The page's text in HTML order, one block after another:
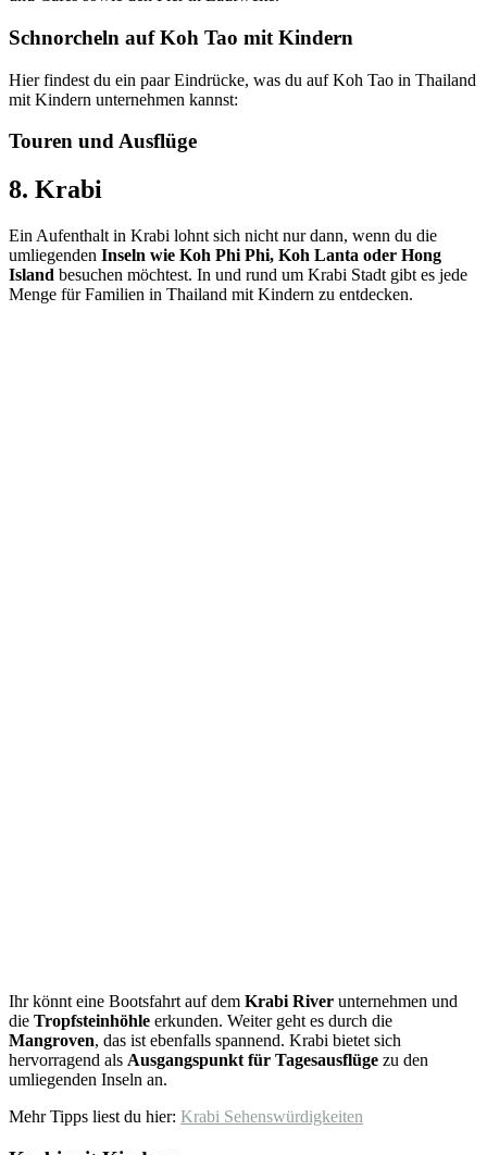
Schnorcheln auf Koh Tao mit Kindern
Hier findest du ein paar Eindrücke, was du auf Koh Tao in Thailand
mit Kindern unternehmen kannst:
Touren und Ausflüge
8. Krabi
Ein Aufenthalt in Krabi lohnt sich nicht nur dann, wenn du die
umliegenden Inseln wie Koh Phi Phi, Koh Lanta oder Hong
Island besuchen möchtest. In und rund um Krabi Stadt gibt es jede
Menge für Familien in Thailand mit Kindern zu entdecken.
Ihr könnt eine Bootsfahrt auf dem Krabi River unternehmen und
die Tropfsteinhöhle erkunden. Weiter geht es durch die
Mangroven, das ist ebenfalls spannend. Krabi bietet sich
hervorragend als Ausgangspunkt für Tagesausflüge zu den
umliegenden Inseln an.
Mehr Tipps liest du hier: Krabi Sehenswürdigkeiten